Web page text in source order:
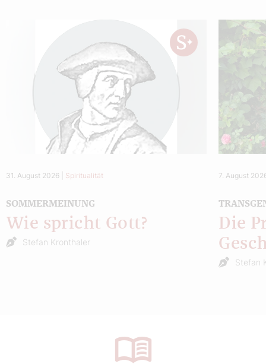
31. August 2026 Spiritualität
SOMMERMEINUNG
Wie spricht Gott?
Stefan Kronthaler
7. August
Die
Stefan